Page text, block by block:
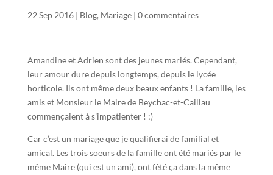
22 Sep 2016| Blog, Mariage| 0 commentaires
Amandine et Adrien sont des jeunes mariés. Cependant,
leur amour dure depuis longtemps, depuis le lycée
horticole. Ils ont même deux beaux enfants ! La famille, les
amis et Monsieur le Maire de Beychac-et-Caillau
commençaient à s’impatienter ! ;)
Car c’est un mariage que je qualifierai de familial et
amical. Les trois soeurs de la famille ont été mariés par le
même Maire (qui est un ami), ont fêté ça dans la même